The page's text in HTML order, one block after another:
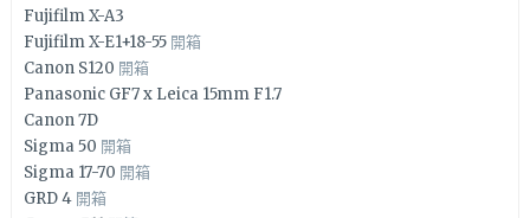
Fujifilm X-A3
Fujifilm X-E1+18-55 開箱
Canon S120 開箱
Panasonic GF7 x Leica 15mm F1.7
Canon 7D
Sigma 50 開箱
Sigma 17-70 開箱
GRD 4 開箱